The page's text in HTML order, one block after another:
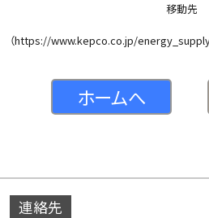
移動先
（https://www.kepco.co.jp/
ホームへ
連絡先